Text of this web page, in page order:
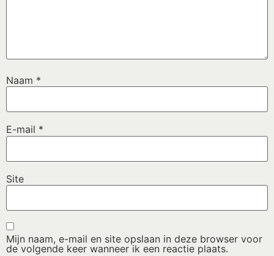
Naam *
E-mail *
Site
Mijn naam, e-mail en site opslaan in deze browser voor
de volgende keer wanneer ik een reactie plaats.